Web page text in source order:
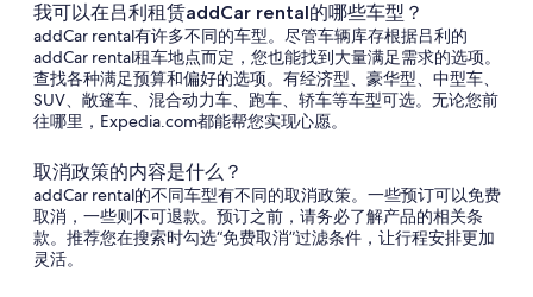
我可以在吕利租赁addCar rental的哪些车型？
addCar rental有许多不同的车型。尽管车辆库存根据吕利的
addCar rental租车地点而定，您也能找到大量满足需求的选项。
查找各种满足预算和偏好的选项。有经济型、豪华型、中型车、
SUV、敞篷车、混合动力车、跑车、轿车等车型可选。无论您前
往哪里，Expedia.com都能帮您实现心愿。
取消政策的内容是什么？
addCar rental的不同车型有不同的取消政策。一些预订可以免费
取消，一些则不可退款。预订之前，请务必了解产品的相关条
款。推荐您在搜索时勾选“免费取消”过滤条件，让行程安排更加
灵活。